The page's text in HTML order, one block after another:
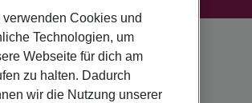
verwenden Cookies und
Technologien, um
Webseite für dich am
zu halten. Dadurch
wir die Nutzung unserer